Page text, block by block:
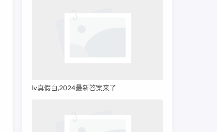
lv真假白,2024最新答案来了